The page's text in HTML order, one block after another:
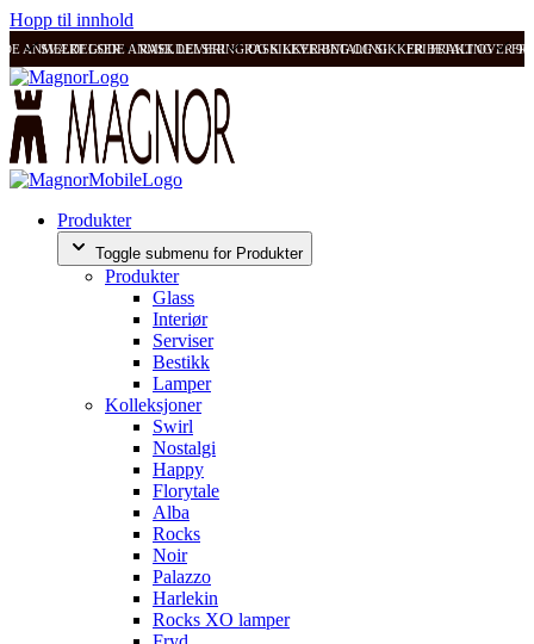
Hopp til innhold
ANMELDELSER RASK LEVERING OG SIKKER BETALING FRI FRAKT OVER
SVÆRT GODE ANMELDELSER RASK LEVERING OG SIKKER BETALING
Produkter
Toggle submenu for Produkter
Produkter
Glass
Interiør
Serviser
Bestikk
Lamper
Kolleksjoner
Swirl
Nostalgi
Happy
Florytale
Alba
Rocks
Noir
Palazzo
Harlekin
Rocks XO lamper